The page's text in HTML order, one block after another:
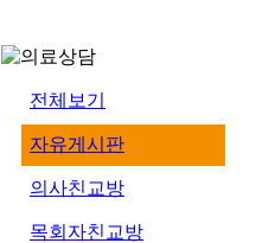
전체보기
자유게시판
의사친교방
목회자친교방